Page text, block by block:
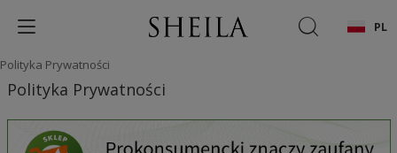
PL
Polityka Prywatności
Polityka Prywatności